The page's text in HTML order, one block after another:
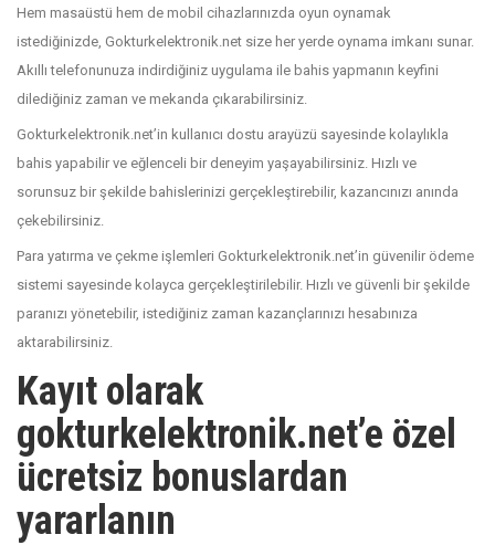
Hem masaüstü hem de mobil cihazlarınızda oyun oynamak
istediğinizde, Gokturkelektronik.net size her yerde oynama imkanı sunar.
Akıllı telefonunuza indirdiğiniz uygulama ile bahis yapmanın keyfini
dilediğiniz zaman ve mekanda çıkarabilirsiniz.
Gokturkelektronik.net’in kullanıcı dostu arayüzü sayesinde kolaylıkla
bahis yapabilir ve eğlenceli bir deneyim yaşayabilirsiniz. Hızlı ve
sorunsuz bir şekilde bahislerinizi gerçekleştirebilir, kazancınızı anında
çekebilirsiniz.
Para yatırma ve çekme işlemleri Gokturkelektronik.net’in güvenilir ödeme
sistemi sayesinde kolayca gerçekleştirilebilir. Hızlı ve güvenli bir şekilde
paranızı yönetebilir, istediğiniz zaman kazançlarınızı hesabınıza
aktarabilirsiniz.
Kayıt olarak
gokturkelektronik.net’e özel
ücretsiz bonuslardan
yararlanın